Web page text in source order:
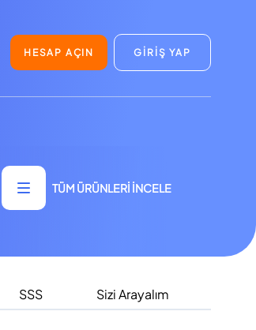
HESAP AÇIN GİRİŞ YAP
TÜM ÜRÜNLERİ İNCELE
SSS Sizi Arayalım